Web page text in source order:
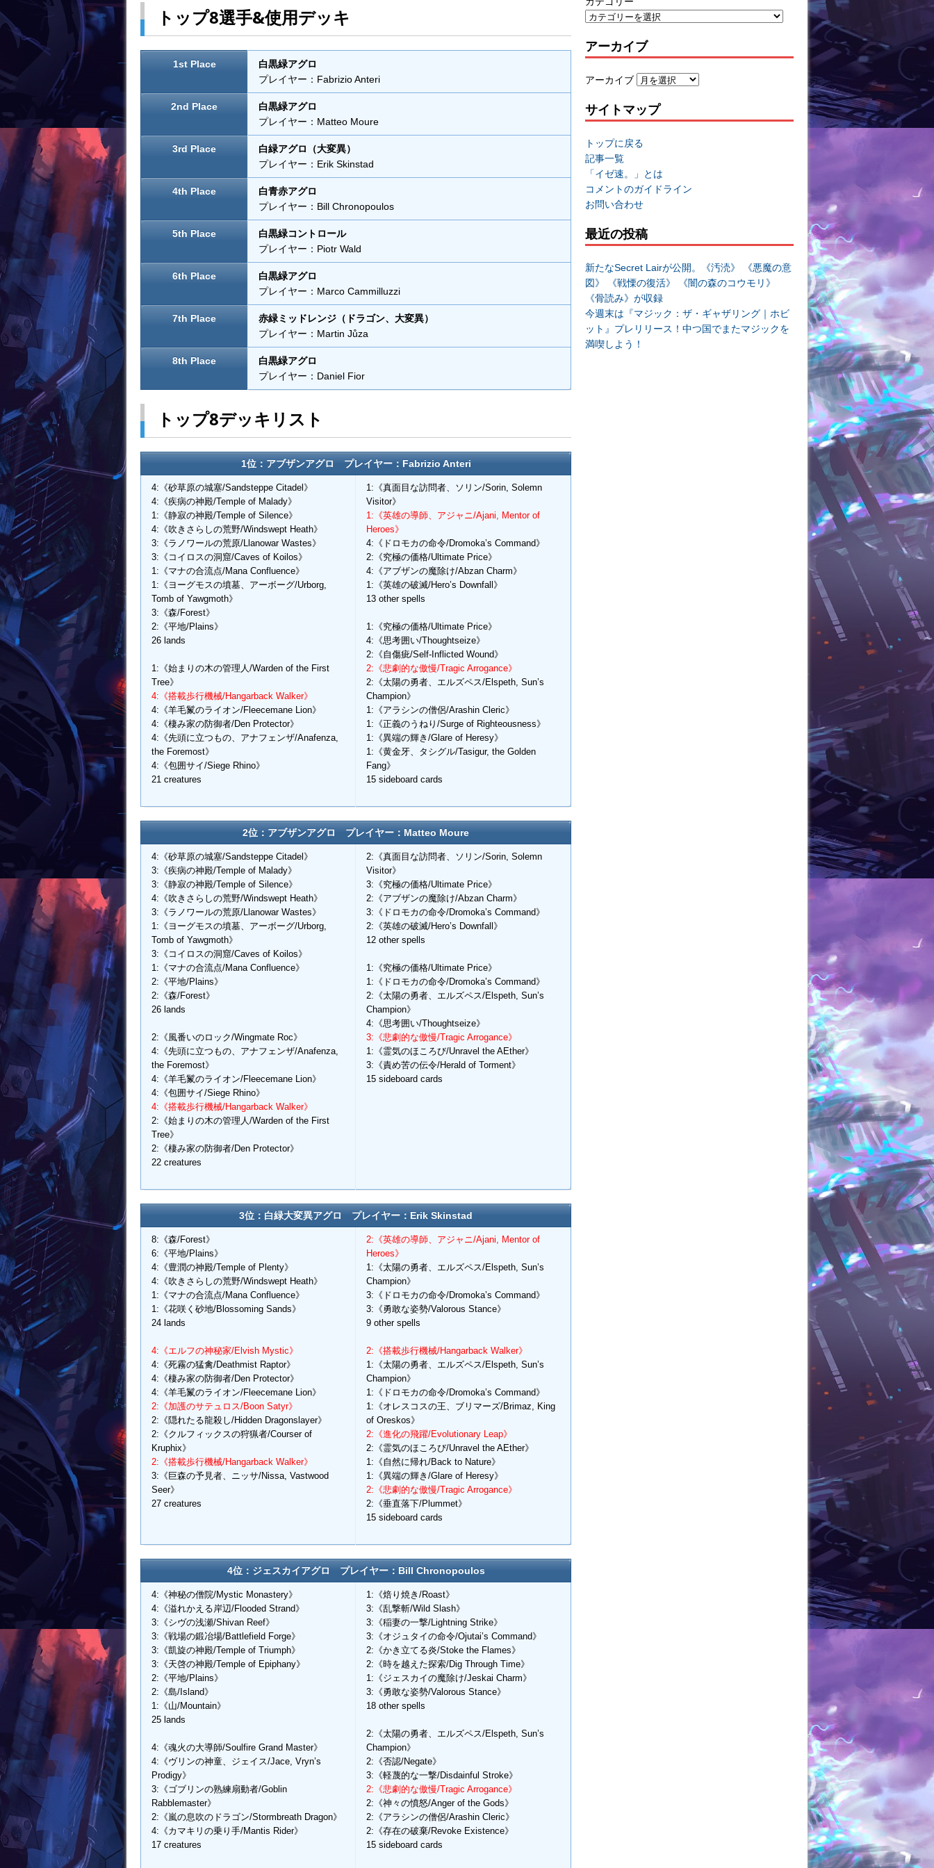
k
トップ8選手&使用デッキ
1st Place
白黒緑アグロ
プレイヤー：Fabrizio Anteri
2nd Place
白黒緑アグロ
プレイヤー：Matteo Moure
3rd Place
白緑アグロ（大変異）
プレイヤー：Erik Skinstad
4th Place
白青赤アグロ
プレイヤー：Bill Chronopoulos
5th Place
白黒緑コントロール
プレイヤー：Piotr Wald
6th Place
白黒緑アグロ
プレイヤー：Marco Cammilluzzi
7th Place
赤緑ミッドレンジ（ドラゴン、大変異）
プレイヤー：Martin Jůza
8th Place
白黒緑アグロ
プレイヤー：Daniel Fior
トップ8デッキリスト
1位：アブザンアグロ プレイヤー：Fabrizio Anteri
4:《砂草原の城塞/Sandsteppe Citadel》
4:《疾病の神殿/Temple of Malady》
1:《静寂の神殿/Temple of Silence》
4:《吹きさらしの荒野/Windswept Heath》
3:《ラノワールの荒原/Llanowar Wastes》
3:《コイロスの洞窟/Caves of Koilos》
1:《マナの合流点/Mana Confluence》
1:《ヨーグモスの墳墓、アーボーグ/Urborg,
Tomb of Yawgmoth》
3:《森/Forest》
2:《平地/Plains》
26 lands
1:《始まりの木の管理人/Warden of the First
Tree》
4:《搭載歩行機械/Hangarback Walker》
4:《羊毛鬣のライオン/Fleecemane Lion》
4:《棲み家の防御者/Den Protector》
4:《先頭に立つもの、アナフェンザ/Anafenza,
the Foremost》
4:《包囲サイ/Siege Rhino》
21 creatures
1:《真面目な訪問者、ソリン/Sorin, Solemn
Visitor》
1:《英雄の導師、アジャニ/Ajani, Mentor of
Heroes》
4:《ドロモカの命令/Dromoka’s Command》
2:《究極の価格/Ultimate Price》
4:《アブザンの魔除け/Abzan Charm》
1:《英雄の破滅/Hero’s Downfall》
13 other spells
1:《究極の価格/Ultimate Price》
4:《思考囲い/Thoughtseize》
2:《自傷疵/Self-Inflicted Wound》
2:《悲劇的な傲慢/Tragic Arrogance》
2:《太陽の勇者、エルズペス/Elspeth, Sun’s
Champion》
1:《アラシンの僧侶/Arashin Cleric》
1:《正義のうねり/Surge of Righteousness》
1:《異端の輝き/Glare of Heresy》
1:《黄金牙、タシグル/Tasigur, the Golden
Fang》
15 sideboard cards
2位：アブザンアグロ プレイヤー：Matteo Moure
4:《砂草原の城塞/Sandsteppe Citadel》
3:《疾病の神殿/Temple of Malady》
3:《静寂の神殿/Temple of Silence》
4:《吹きさらしの荒野/Windswept Heath》
3:《ラノワールの荒原/Llanowar Wastes》
1:《ヨーグモスの墳墓、アーボーグ/Urborg,
Tomb of Yawgmoth》
3:《コイロスの洞窟/Caves of Koilos》
1:《マナの合流点/Mana Confluence》
2:《平地/Plains》
2:《森/Forest》
26 lands
2:《風番いのロック/Wingmate Roc》
4:《先頭に立つもの、アナフェンザ/Anafenza,
the Foremost》
4:《羊毛鬣のライオン/Fleecemane Lion》
4:《包囲サイ/Siege Rhino》
4:《搭載歩行機械/Hangarback Walker》
2:《始まりの木の管理人/Warden of the First
Tree》
2:《棲み家の防御者/Den Protector》
22 creatures
2:《真面目な訪問者、ソリン/Sorin, Solemn
Visitor》
3:《究極の価格/Ultimate Price》
2:《アブザンの魔除け/Abzan Charm》
3:《ドロモカの命令/Dromoka’s Command》
2:《英雄の破滅/Hero’s Downfall》
12 other spells
1:《究極の価格/Ultimate Price》
1:《ドロモカの命令/Dromoka’s Command》
2:《太陽の勇者、エルズペス/Elspeth, Sun’s
Champion》
4:《思考囲い/Thoughtseize》
3:《悲劇的な傲慢/Tragic Arrogance》
1:《霊気のほころび/Unravel the AEther》
3:《責め苦の伝令/Herald of Torment》
15 sideboard cards
3位：白緑大変異アグロ プレイヤー：Erik Skinstad
8:《森/Forest》
6:《平地/Plains》
4:《豊潤の神殿/Temple of Plenty》
4:《吹きさらしの荒野/Windswept Heath》
1:《マナの合流点/Mana Confluence》
1:《花咲く砂地/Blossoming Sands》
24 lands
4:《エルフの神秘家/Elvish Mystic》
4:《死霧の猛禽/Deathmist Raptor》
4:《棲み家の防御者/Den Protector》
4:《羊毛鬣のライオン/Fleecemane Lion》
2:《加護のサテュロス/Boon Satyr》
2:《隠れたる龍殺し/Hidden Dragonslayer》
2:《クルフィックスの狩猟者/Courser of
Kruphix》
2:《搭載歩行機械/Hangarback Walker》
3:《巨森の予見者、ニッサ/Nissa, Vastwood
Seer》
27 creatures
2:《英雄の導師、アジャニ/Ajani, Mentor of
Heroes》
1:《太陽の勇者、エルズペス/Elspeth, Sun’s
Champion》
3:《ドロモカの命令/Dromoka’s Command》
3:《勇敢な姿勢/Valorous Stance》
9 other spells
2:《搭載歩行機械/Hangarback Walker》
1:《太陽の勇者、エルズペス/Elspeth, Sun’s
Champion》
1:《ドロモカの命令/Dromoka’s Command》
1:《オレスコスの王、ブリマーズ/Brimaz, King
of Oreskos》
2:《進化の飛躍/Evolutionary Leap》
2:《霊気のほころび/Unravel the AEther》
1:《自然に帰れ/Back to Nature》
1:《異端の輝き/Glare of Heresy》
2:《悲劇的な傲慢/Tragic Arrogance》
2:《垂直落下/Plummet》
15 sideboard cards
4位：ジェスカイアグロ プレイヤー：Bill Chronopoulos
4:《神秘の僧院/Mystic Monastery》
4:《溢れかえる岸辺/Flooded Strand》
3:《シヴの浅瀬/Shivan Reef》
3:《戦場の鍛冶場/Battlefield Forge》
3:《凱旋の神殿/Temple of Triumph》
3:《天啓の神殿/Temple of Epiphany》
2:《平地/Plains》
2:《島/Island》
1:《山/Mountain》
25 lands
4:《魂火の大導師/Soulfire Grand Master》
4:《ヴリンの神童、ジェイス/Jace, Vryn’s
Prodigy》
3:《ゴブリンの熟練扇動者/Goblin
Rabblemaster》
2:《嵐の息吹のドラゴン/Stormbreath Dragon》
4:《カマキリの乗り手/Mantis Rider》
17 creatures
1:《焙り焼き/Roast》
3:《乱撃斬/Wild Slash》
3:《稲妻の一撃/Lightning Strike》
3:《オジュタイの命令/Ojutai’s Command》
2:《かき立てる炎/Stoke the Flames》
2:《時を越えた探索/Dig Through Time》
1:《ジェスカイの魔除け/Jeskai Charm》
3:《勇敢な姿勢/Valorous Stance》
18 other spells
2:《太陽の勇者、エルズペス/Elspeth, Sun’s
Champion》
2:《否認/Negate》
3:《軽蔑的な一撃/Disdainful Stroke》
2:《悲劇的な傲慢/Tragic Arrogance》
2:《神々の憤怒/Anger of the Gods》
2:《アラシンの僧侶/Arashin Cleric》
2:《存在の破棄/Revoke Existence》
15 sideboard cards
アーカイブ
アーカイブ
サイトマップ
トップに戻る
記事一覧
「イゼ速。」とは
コメントのガイドライン
お問い合わせ
最近の投稿
新たなSecret Lairが公開。《汚涜》 《悪魔の意
図》 《戦慄の復活》 《闇の森のコウモリ》
《骨読み》が収録
今週末は『マジック：ザ・ギャザリング｜ホビ
ット』プレリリース！中つ国でまたマジックを
満喫しよう！